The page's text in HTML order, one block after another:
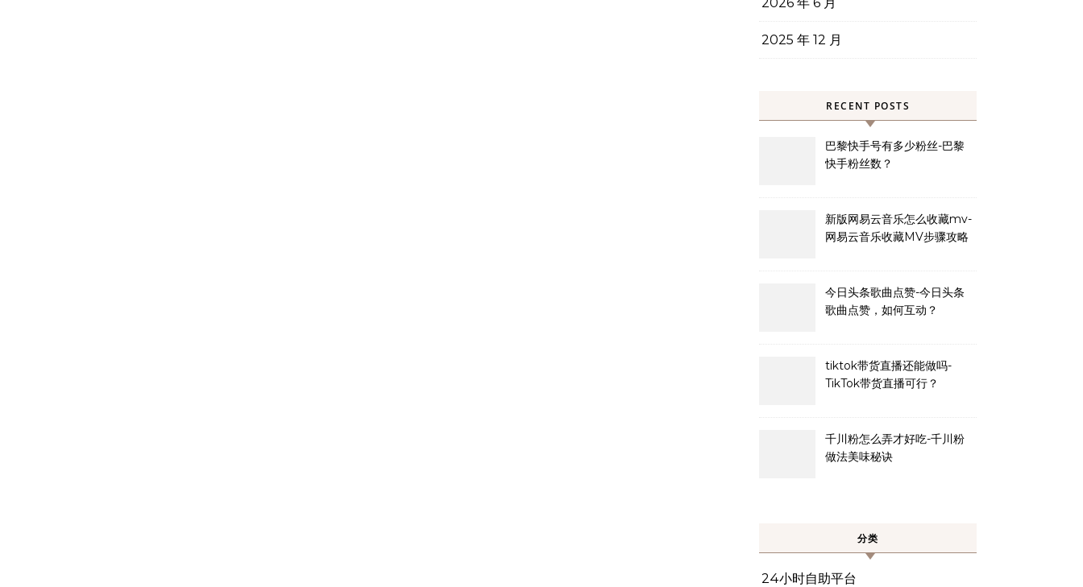
2025 年 12 月
RECENT POSTS
巴黎快手号有多少粉丝-巴黎
快手粉丝数？
新版网易云音乐怎么收藏mv-
网易云音乐收藏MV步骤攻略
今日头条歌曲点赞-今日头条
歌曲点赞，如何互动？
tiktok带货直播还能做吗-
TikTok带货直播可行？
千川粉怎么弄才好吃-千川粉
做法美味秘诀
分类
24小时自助平台